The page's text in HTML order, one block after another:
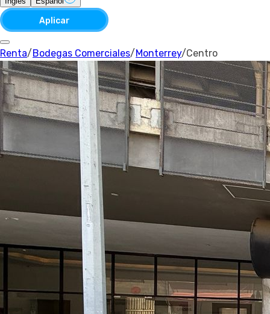
Aplicar
Renta/ Bodegas Comerciales/ Monterrey/Centro